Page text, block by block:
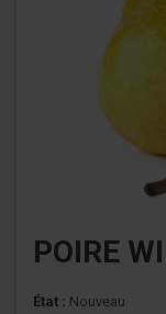
POIRE
État : Nouveau